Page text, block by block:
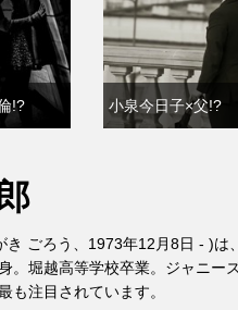
!? 小泉今日子×父!?
き ごろう、1973年12月8日 - )は
。堀越高等学校卒業。ジャニー
も注目されています。